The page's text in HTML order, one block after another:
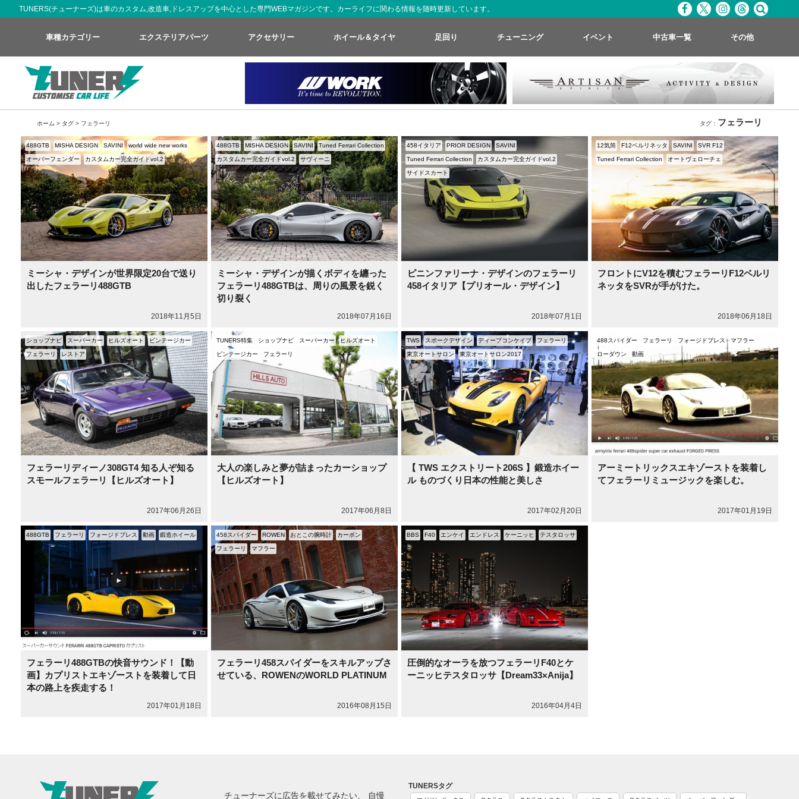
TUNERS(チューナーズ)は車のカスタム,改造車,ドレスアップを中心とした専門WEBマガジンです。カーライフに関わる情報を随時更新しています。
車種カテゴリー エクステリアパーツ アクセサリー ホイール＆タイヤ 足回り チューニング イベント 中古車一覧 その他
ホーム > タグ > フェラーリ タグ： フェラーリ
ミーシャ・デザインが世界限定20台で送り
出したフェラーリ488GTB
2018年11月5日
488GTB MISHA DESIGN SAVINI world wide new works
オーバーフェンダー カスタムカー完全ガイドvol.2
ミーシャ・デザインが描くボディを纏った
フェラーリ488GTBは、周りの風景を鋭く
切り裂く
2018年07月16日
488GTB MISHA DESIGN SAVINI Tuned Ferrari Collection
カスタムカー完全ガイドvol.2 サヴィーニ
ピニンファリーナ・デザインのフェラーリ
458イタリア【プリオール・デザイン】
2018年07月1日
458イタリア PRIOR DESIGN SAVINI
Tuned Ferrari Collection カスタムカー完全ガイドvol.2
サイドスカート
フロントにV12を積むフェラーリF12ベルリ
ネッタをSVRが手がけた。
2018年06月18日
12気筒 F12ベルリネッタ SAVINI SVR F12
Tuned Ferrari Collection オートヴェローチェ
フェラーリディーノ308GT4 知る人ぞ知る
スモールフェラーリ【ヒルズオート】
2017年06月26日
ショップナビ スーパーカー ヒルズオート ビンテージカー
フェラーリ レストア
大人の楽しみと夢が詰まったカーショップ
【ヒルズオート】
2017年06月8日
TUNERS特集 ショップナビ スーパーカー ヒルズオート
ビンテージカー フェラーリ
【 TWS エクストリート206S 】鍛造ホイー
ル ものづくり日本の性能と美しさ
2017年02月20日
TWS スポークデザイン ディープコンケイブ フェラーリ
東京オートサロン 東京オートサロン2017
アーミートリックスエキゾーストを装着し
てフェラーリミュージックを楽しむ。
2017年01月19日
488スパイダー フェラーリ フォージドプレス マフラー
ローダウン 動画
フェラーリ488GTBの快音サウンド！【動
画】カプリストエキゾーストを装着して日
本の路上を疾走する！
2017年01月18日
488GTB フェラーリ フォージドプレス 動画 鍛造ホイール
フェラーリ458スパイダーをスキルアップさ
せている、ROWENのWORLD PLATINUM
2016年08月15日
458スパイダー ROWEN おとこの腕時計 カーボン
フェラーリ マフラー
圧倒的なオーラを放つフェラーリF40とケ
ーニッヒテスタロッサ【Dream33×Anija】
2016年04月4日
BBS F40 エンケイ エンドレス ケーニッヒ テスタロッサ
チューナーズに広告を載せてみたい、 自慢
TUNERSタグ